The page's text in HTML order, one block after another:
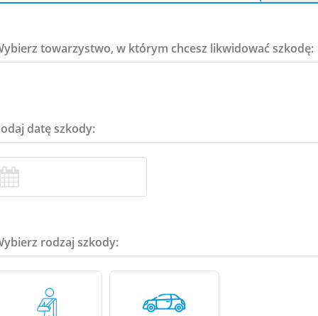
towarzystwo, w którym chcesz likwidować szkodę:
datę szkody:
rodzaj szkody: